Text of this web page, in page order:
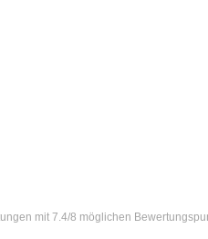
mit 7.4/8 möglichen